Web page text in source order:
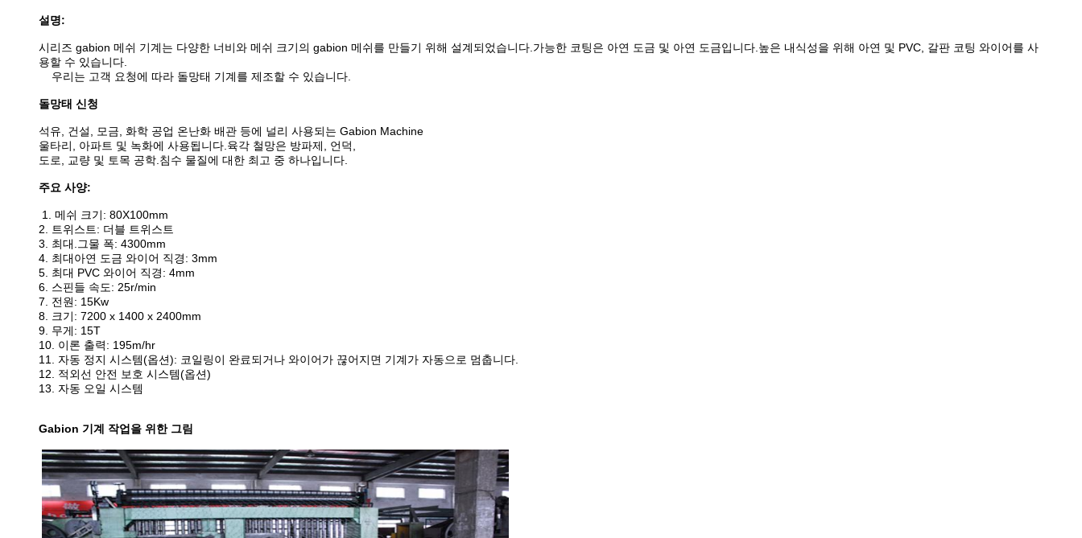
설명:
시리즈 gabion 메쉬 기계는 다양한 너비와 메쉬 크기의 gabion 메쉬를 만들기 위해 설계되었습니다.가능한 코팅은 아연 도금 및 아연 도금입니다.높은 내식성을 위해 아연 및 PVC, 갈판 코팅 와이어를 사
용할 수 있습니다.
우리는 고객 요청에 따라 돌망태 기계를 제조할 수 있습니다.
돌망태 신청
석유, 건설, 모금, 화학 공업 온난화 배관 등에 널리 사용되는 Gabion Machine
울타리, 아파트 및 녹화에 사용됩니다.육각 철망은 방파제, 언덕,
도로, 교량 및 토목 공학.침수 물질에 대한 최고 중 하나입니다.
주요 사양:
1. 메쉬 크기: 80X100mm
2. 트위스트: 더블 트위스트
3. 최대.그물 폭: 4300mm
4. 최대아연 도금 와이어 직경: 3mm
5. 최대 PVC 와이어 직경: 4mm
6. 스핀들 속도: 25r/min
7. 전원: 15Kw
8. 크기: 7200 x 1400 x 2400mm
9. 무게: 15T
10. 이론 출력: 195m/hr
11. 자동 정지 시스템(옵션): 코일링이 완료되거나 와이어가 끊어지면 기계가 자동으로 멈춥니다.
12. 적외선 안전 보호 시스템(옵션)
13. 자동 오일 시스템
Gabion 기계 작업을 위한 그림